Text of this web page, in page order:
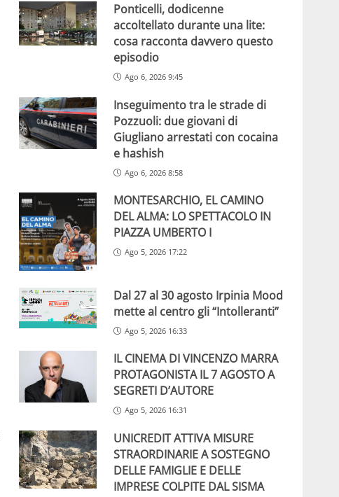
Ponticelli, dodicenne
accoltellato durante una lite:
cosa racconta davvero questo
episodio
Ago 6, 2026 9:45
Inseguimento tra le strade di
Pozzuoli: due giovani di
Giugliano arrestati con cocaina
e hashish
Ago 6, 2026 8:58
MONTESARCHIO, EL CAMINO
DEL ALMA: LO SPETTACOLO IN
PIAZZA UMBERTO I
Ago 5, 2026 17:22
Dal 27 al 30 agosto Irpinia Mood
mette al centro gli “Intolleranti”
Ago 5, 2026 16:33
IL CINEMA DI VINCENZO MARRA
PROTAGONISTA IL 7 AGOSTO A
SEGRETI D’AUTORE
Ago 5, 2026 16:31
UNICREDIT ATTIVA MISURE
STRAORDINARIE A SOSTEGNO
DELLE FAMIGLIE E DELLE
IMPRESE COLPITE DAL SISMA